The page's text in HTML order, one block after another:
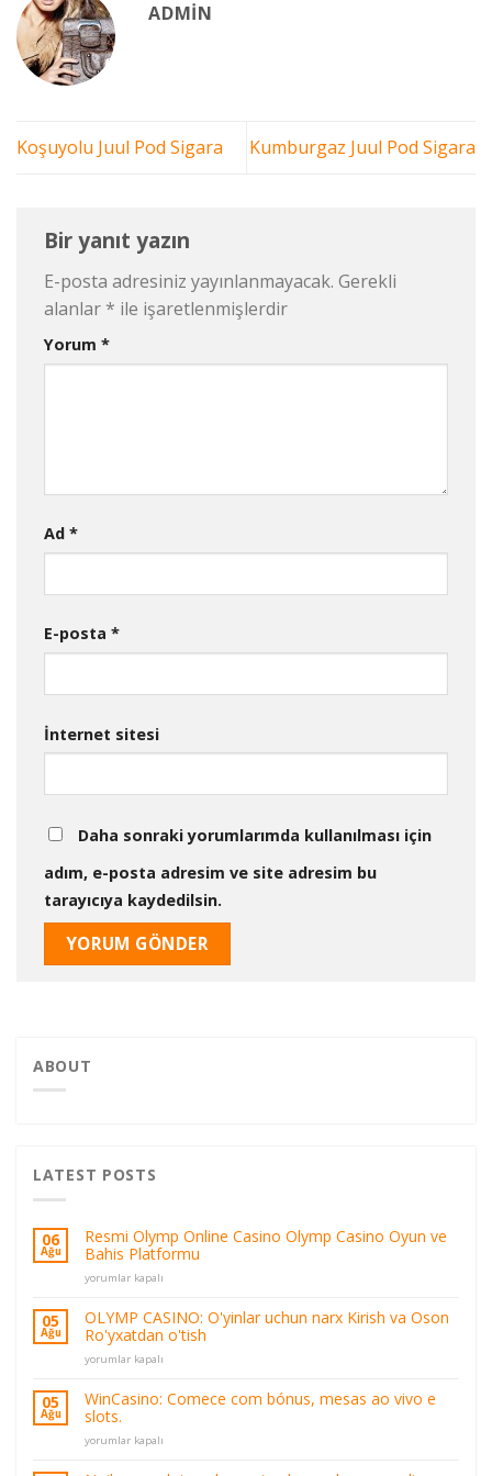
ADMIN
Koşuyolu Juul Pod Sigara Kumburgaz Juul Pod Sigara
Bir yanıt yazın
E-posta adresiniz yayınlanmayacak. Gerekli
alanlar * ile işaretlenmişlerdir
Yorum *
Ad *
E-posta *
İnternet sitesi
Daha sonraki yorumlarımda kullanılması için
adım, e-posta adresim ve site adresim bu
tarayıcıya kaydedilsin.
ABOUT
LATEST POSTS
06
Ağu
Resmi Olymp Online Casino Olymp Casino Oyun ve
Bahis Platformu
Resmi
Casino
Olymp
Casino
ve
Bahis
Platformu
için
yorumlar kapalı
05
Ağu
OLYMP CASINO: O'yinlar uchun narx Kirish va Oson
Ro'yxatdan o'tish
OLYMP
uchun
narx
Kirish
Oson
yorumlar kapalı
05
Ağu
WinCasino: Comece com bónus, mesas ao vivo e
slots.
WinCasino:
yorumlar kapalı